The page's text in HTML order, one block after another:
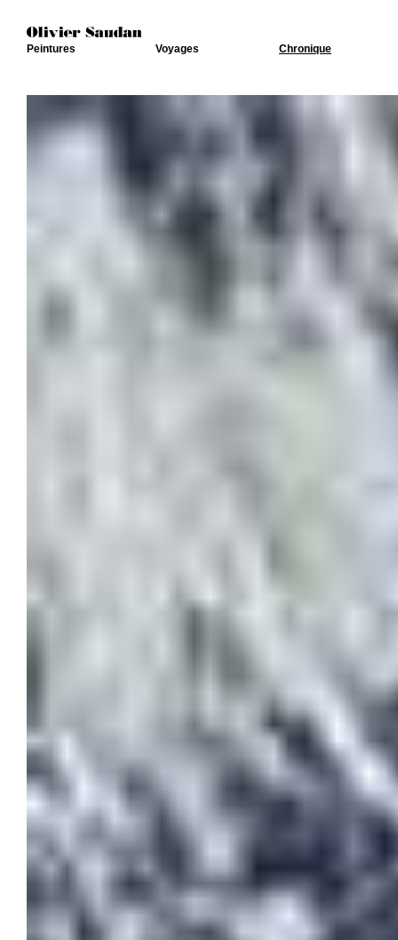
Peintures Voyages Chronique